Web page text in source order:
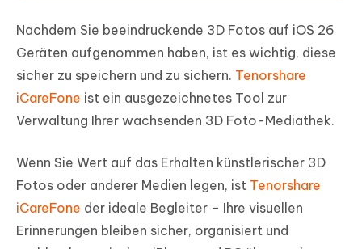
Nachdem Sie beeindruckende 3D Fotos auf iOS 26
Geräten aufgenommen haben, ist es wichtig, diese
sicher zu speichern und zu sichern. Tenorshare
iCareFone ist ein ausgezeichnetes Tool zur
Verwaltung Ihrer wachsenden 3D Foto-Mediathek.
Wenn Sie Wert auf das Erhalten künstlerischer 3D
Fotos oder anderer Medien legen, ist Tenorshare
iCareFone der ideale Begleiter – Ihre visuellen
Erinnerungen bleiben sicher, organisiert und